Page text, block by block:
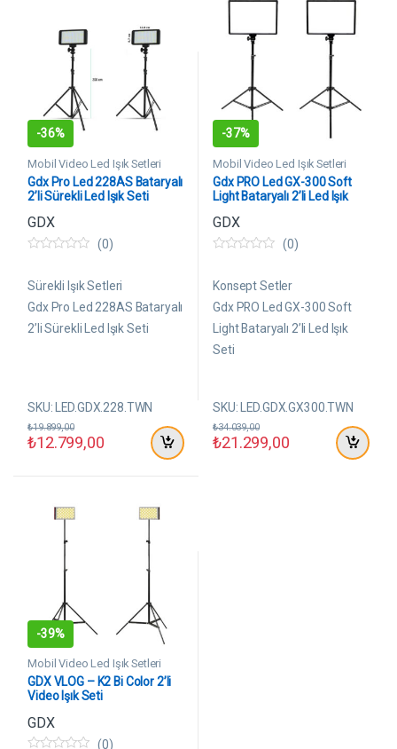
-36%
Mobil Video Led Işık Setleri
Gdx Pro Led 228AS Bataryalı
2’li Sürekli Led Işık Seti
GDX
ü
e
i
(0)
Sürekli Işık Setleri
Gdx Pro Led 228AS Bataryalı
2’li Sürekli Led Işık Seti
SKU: LED.GDX.228.TWN
₺12.799,00
₺19.899,00
-37%
Mobil Video Led Işık Setleri
Gdx PRO Led GX-300 Soft
Light Bataryalı 2’li Led Işık
GDX
ü
e
i
d
(0)
Konsept Setler
Gdx PRO Led GX-300 Soft
Light Bataryalı 2’li Led Işık
Seti
SKU: LED.GDX.GX300.TWN
₺21.299,00
₺34.039,00
-39%
Mobil Video Led Işık Setleri
GDX VLOG – K2 Bi Color 2’li
Video Işık Seti
GDX
(0)